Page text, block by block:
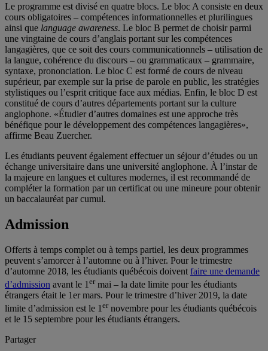
Le programme est divisé en quatre blocs. Le bloc A consiste en deux
cours obligatoires – compétences informationnelles et plurilingues
ainsi que language awareness. Le bloc B permet de choisir parmi
une vingtaine de cours d’anglais portant sur les compétences
langagières, que ce soit des cours communicationnels – utilisation de
la langue, cohérence du discours – ou grammaticaux – grammaire,
syntaxe, prononciation. Le bloc C est formé de cours de niveau
supérieur, par exemple sur la prise de parole en public, les stratégies
stylistiques ou l’esprit critique face aux médias. Enfin, le bloc D est
constitué de cours d’autres départements portant sur la culture
anglophone. «Étudier d’autres domaines est une approche très
bénéfique pour le développement des compétences langagières»,
affirme Beau Zuercher.
Les étudiants peuvent également effectuer un séjour d’études ou un
échange universitaire dans une université anglophone. À l’instar de
la majeure en langues et cultures modernes, il est recommandé de
compléter la formation par un certificat ou une mineure pour obtenir
un baccalauréat par cumul.
Admission
Offerts à temps complet ou à temps partiel, les deux programmes
peuvent s’amorcer à l’automne ou à l’hiver. Pour le trimestre
d’automne 2018, les étudiants québécois doivent faire une demande
d’admission avant le 1 ermai – la date limite pour les étudiants
étrangers était le 1er mars. Pour le trimestre d’hiver 2019, la date
limite d’admission est le 1er novembre pour les étudiants québécois
et le 15 septembre pour les étudiants étrangers.
Partager